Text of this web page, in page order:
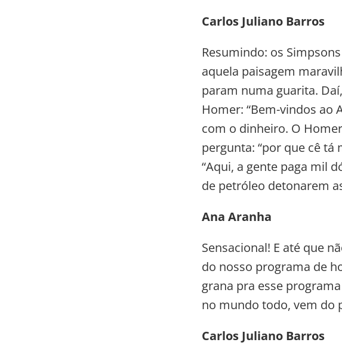
Carlos Juliano Barros
Resumindo: os
aquela paisagem
param numa guarita.
Homer: “Bem-vindos ao
com o dinheiro. O
pergunta: “por que cê tá
“Aqui, a gente paga mil
de petróleo detonarem
Ana Aranha
Sensacional! E até que
do nosso programa de
grana pra esse
no mundo todo, vem do
Carlos Juliano Barros